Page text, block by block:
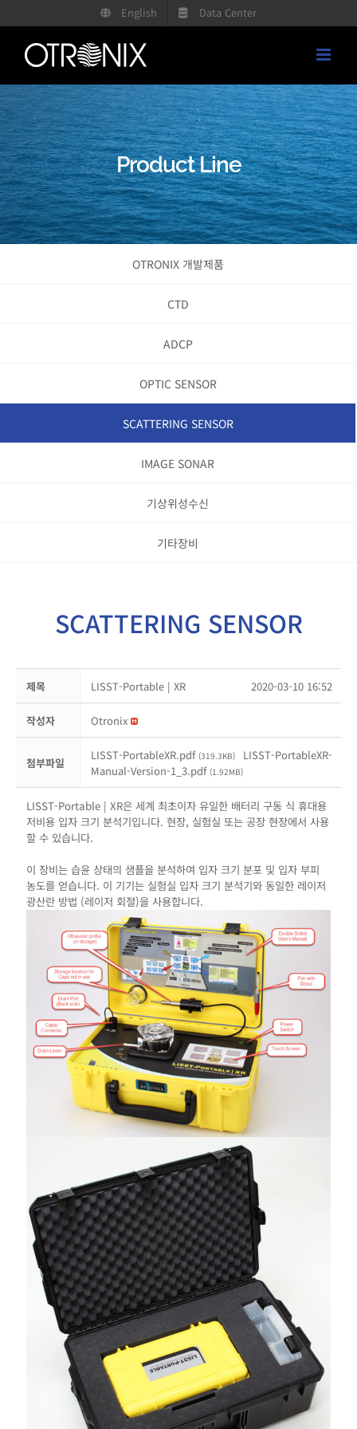
텐
건
너
뛰
기
English Data Center
Product Line
OTRONIX 개발제품
CTD
ADCP
OPTIC SENSOR
SCATTERING SENSOR
IMAGE SONAR
기상위성수신
기타장비
SCATTERING SENSOR
제목 LISST-Portable | XR 2020-03-10 16:52
작성자 Otronix
첨부파일
LISST-PortableXR.pdf (319.3KB)
LISST-PortableXR-
Manual-Version-1_3.pdf (1.92MB)
LISST-Portable | XR은 세계 최초이자 유일한 배터리 구동 식 휴대용
저비용 입자 크기 분석기입니다. 현장, 실험실 또는 공장 현장에서 사용
할 수 있습니다.
이 장비는 습윤 상태의 샘플을 분석하여 입자 크기 분포 및 입자 부피
농도를 얻습니다. 이 기기는 실험실 입자 크기 분석기와 동일한 레이저
광산란 방법 (레이저 회절)을 사용합니다.